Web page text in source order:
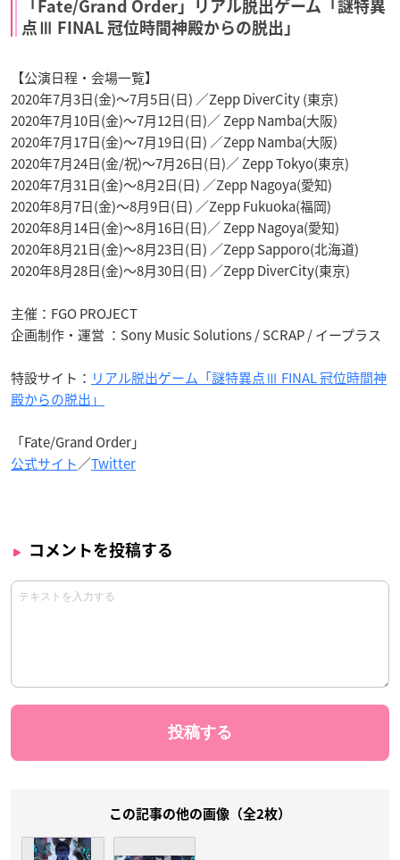
「Fate/Grand Order」リアル脱出ゲーム「謎特異
点Ⅲ FINAL 冠位時間神殿からの脱出」
【公演日程・会場一覧】
2020年7月3日(金)～7月5日(日) ／Zepp DiverCity (東京)
2020年7月10日(金)～7月12日(日)／ Zepp Namba(大阪)
2020年7月17日(金)～7月19日(日) ／Zepp Namba(大阪)
2020年7月24日(金/祝)～7月26日(日)／ Zepp Tokyo(東京)
2020年7月31日(金)～8月2日(日) ／Zepp Nagoya(愛知)
2020年8月7日(金)～8月9日(日) ／Zepp Fukuoka(福岡)
2020年8月14日(金)～8月16日(日)／ Zepp Nagoya(愛知)
2020年8月21日(金)～8月23日(日) ／Zepp Sapporo(北海道)
2020年8月28日(金)～8月30日(日) ／Zepp DiverCity(東京)
主催：FGO PROJECT
企画制作・運営 ：Sony Music Solutions / SCRAP / イープラス
特設サイト： リアル脱出ゲーム「謎特異点Ⅲ FINAL 冠位時間神
殿からの脱出」
「Fate/Grand Order」
公式サイト／Twitter
コメントを投稿する
この記事の他の画像（全2枚）